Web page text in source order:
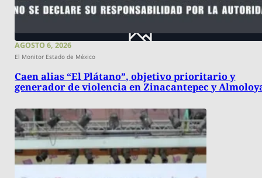
AGOSTO 6, 2026
El Monitor Estado de México
Caen alias “El Plátano”, objetivo prioritario y
generador de violencia en Zinacantepec y